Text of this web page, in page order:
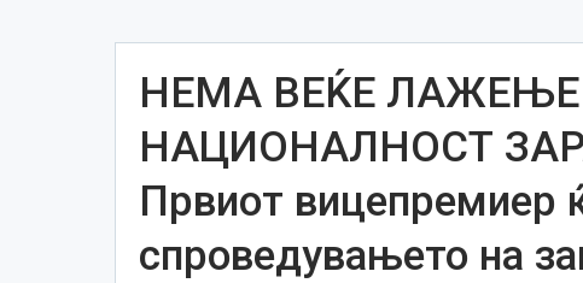
НЕМА ВЕЌЕ ЛАЖЕЊЕ
НАЦИОНАЛНОСТ
Првиот вицепремиер
спроведувањето на